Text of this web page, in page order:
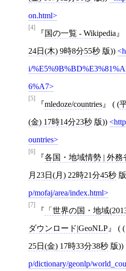
on.html
[4]
国の一覧 - Wikipedia
24日(木) 9時8分55秒 版))
i/
6%A7
[5]
mledoze/countries ( (
(金) 17時14分23秒 版))
ountries
[6]
各国・地域情勢 | 外務
月23日(月) 22時21分45秒
p/mofaj/area/index.html
[7]
「世界の国・地域
ダウンロード|GeoNLP ( (
25日(金) 17時33分38秒 版))
p/dictionary/geonlp/